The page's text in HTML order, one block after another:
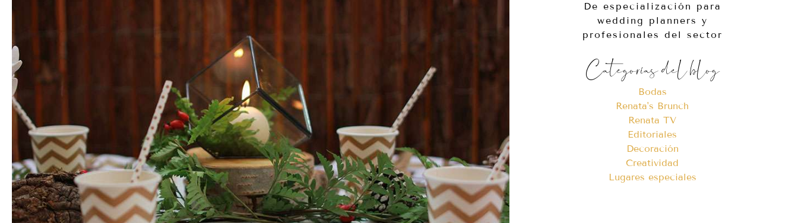
De especialización para
wedding planners y
profesionales del sector
Categorías del blog
Bodas
Renata's Brunch
Renata TV
Editoriales
Decoración
Creatividad
Lugares especiales